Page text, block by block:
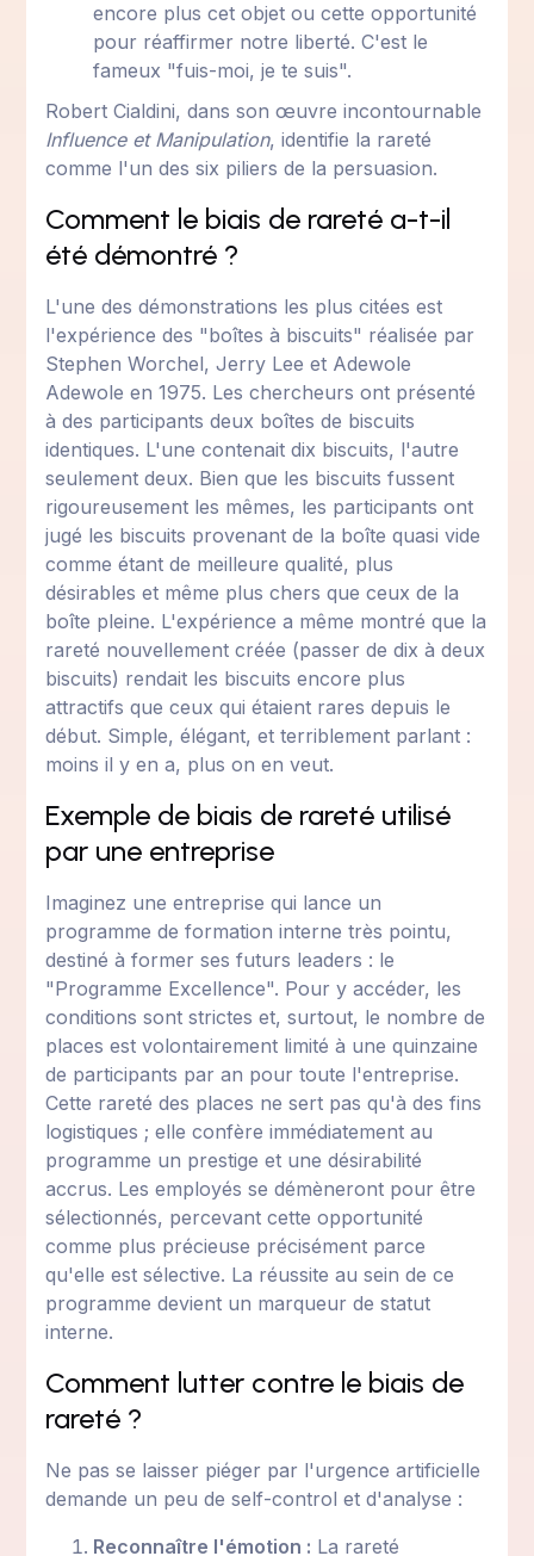
encore plus cet objet ou cette opportunité
pour réaffirmer notre liberté. C'est le
fameux "fuis-moi, je te suis".
Robert Cialdini, dans son œuvre incontournable
Influence et Manipulation, identifie la rareté
comme l'un des six piliers de la persuasion.
Comment le biais de rareté a-t-il
été démontré ?
L'une des démonstrations les plus citées est
l'expérience des "boîtes à biscuits" réalisée par
Stephen Worchel, Jerry Lee et Adewole
Adewole en 1975. Les chercheurs ont présenté
à des participants deux boîtes de biscuits
identiques. L'une contenait dix biscuits, l'autre
seulement deux. Bien que les biscuits fussent
rigoureusement les mêmes, les participants ont
jugé les biscuits provenant de la boîte quasi vide
comme étant de meilleure qualité, plus
désirables et même plus chers que ceux de la
boîte pleine. L'expérience a même montré que la
rareté nouvellement créée (passer de dix à deux
biscuits) rendait les biscuits encore plus
attractifs que ceux qui étaient rares depuis le
début. Simple, élégant, et terriblement parlant :
moins il y en a, plus on en veut.
Exemple de biais de rareté utilisé
par une entreprise
Imaginez une entreprise qui lance un
programme de formation interne très pointu,
destiné à former ses futurs leaders : le
"Programme Excellence". Pour y accéder, les
conditions sont strictes et, surtout, le nombre de
places est volontairement limité à une quinzaine
de participants par an pour toute l'entreprise.
Cette rareté des places ne sert pas qu'à des fins
logistiques ; elle confère immédiatement au
programme un prestige et une désirabilité
accrus. Les employés se démèneront pour être
sélectionnés, percevant cette opportunité
comme plus précieuse précisément parce
qu'elle est sélective. La réussite au sein de ce
programme devient un marqueur de statut
interne.
Comment lutter contre le biais de
rareté ?
Ne pas se laisser piéger par l'urgence artificielle
demande un peu de self-control et d'analyse :
Reconnaître l'émotion : La rareté